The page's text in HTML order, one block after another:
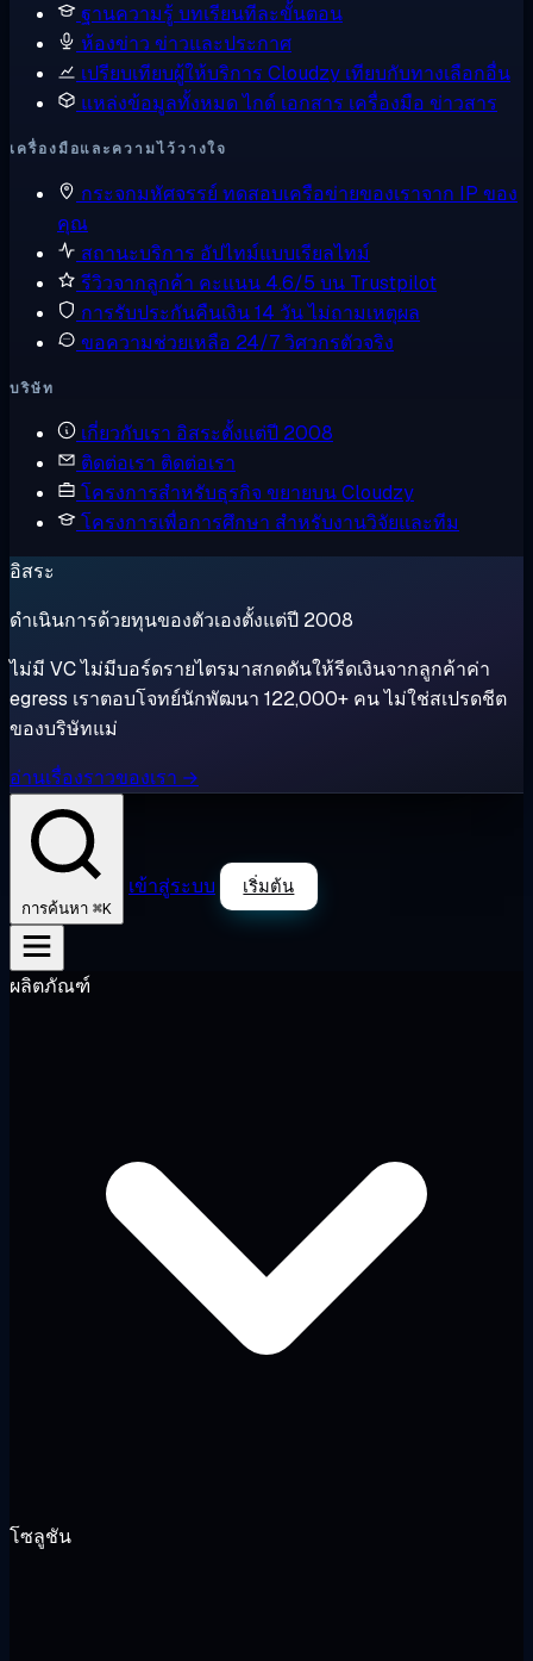
ฐานความรู้ บทเรียนทีละขั้นตอน
ห้องข่าว ข่าวและประกาศ
เปรียบเทียบผู้ให้บริการ Cloudzy เทียบกับทางเลือกอื่น
แหล่งข้อมูลทั้งหมดไกด์ เอกสาร เครื่องมือ ข่าวสาร
เครื่องมือและความไว้วางใจ
กระจกมหัศจรรย์ ทดสอบเครือข่ายของเราจาก IP ของ
คุณ
สถานะบริการ อัปไทม์แบบเรียลไทม์
รีวิวจากลูกค้า คะแนน 4.6/5 บน Trustpilot
การรับประกันคืนเงิน14 วัน ไม่ถามเหตุผล
ขอความช่วยเหลือ 24/7 วิศวกรตัวจริง
บริษัท
เกี่ยวกับเรา อิสระตั้งแต่ปี 2008
ติดต่อเรา ติดต่อเรา
โครงการสำหรับธุรกิจ ขยายบน Cloudzy
โครงการเพื่อการศึกษา สำหรับงานวิจัยและทีม
อิสระ
ดำเนินการด้วยทุนของตัวเองตั้งแต่ปี 2008
ไม่มี VC ไม่มีบอร์ดรายไตรมาสกดดันให้รีดเงินจากลูกค้าค่า
egress เราตอบโจทย์นักพัฒนา 122,000+ คน ไม่ใช่สเปรดชีต
ของบริษัทแม่
อ่านเรื่องราวของเรา →
การค้นหา ⌘K
เข้าสู่ระบบ เริ่มต้น
ผลิตภัณฑ์
โซลูชัน